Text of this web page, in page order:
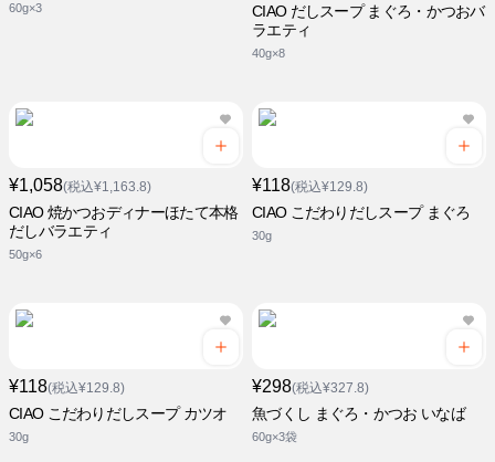
60g×3
CIAO だしスープ まぐろ・かつおバ
ラエティ
40g×8
¥1,058(税込¥1,163.8)
CIAO 焼かつおディナーほたて本格
だしバラエティ
50g×6
¥118(税込¥129.8)
CIAO こだわりだしスープ まぐろ
30g
¥118(税込¥129.8)
CIAO こだわりだしスープ カツオ
30g
¥298(税込¥327.8)
魚づくし まぐろ・かつお いなば
60g×3袋